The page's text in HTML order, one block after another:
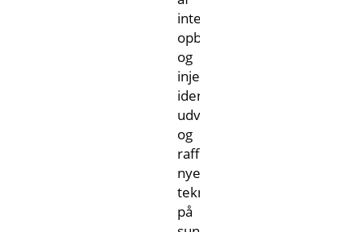
integrerede
opbevarings-
og
injektionsløsninger,
identificere,
udvikle
og
raffinere
nye
teknologier
på